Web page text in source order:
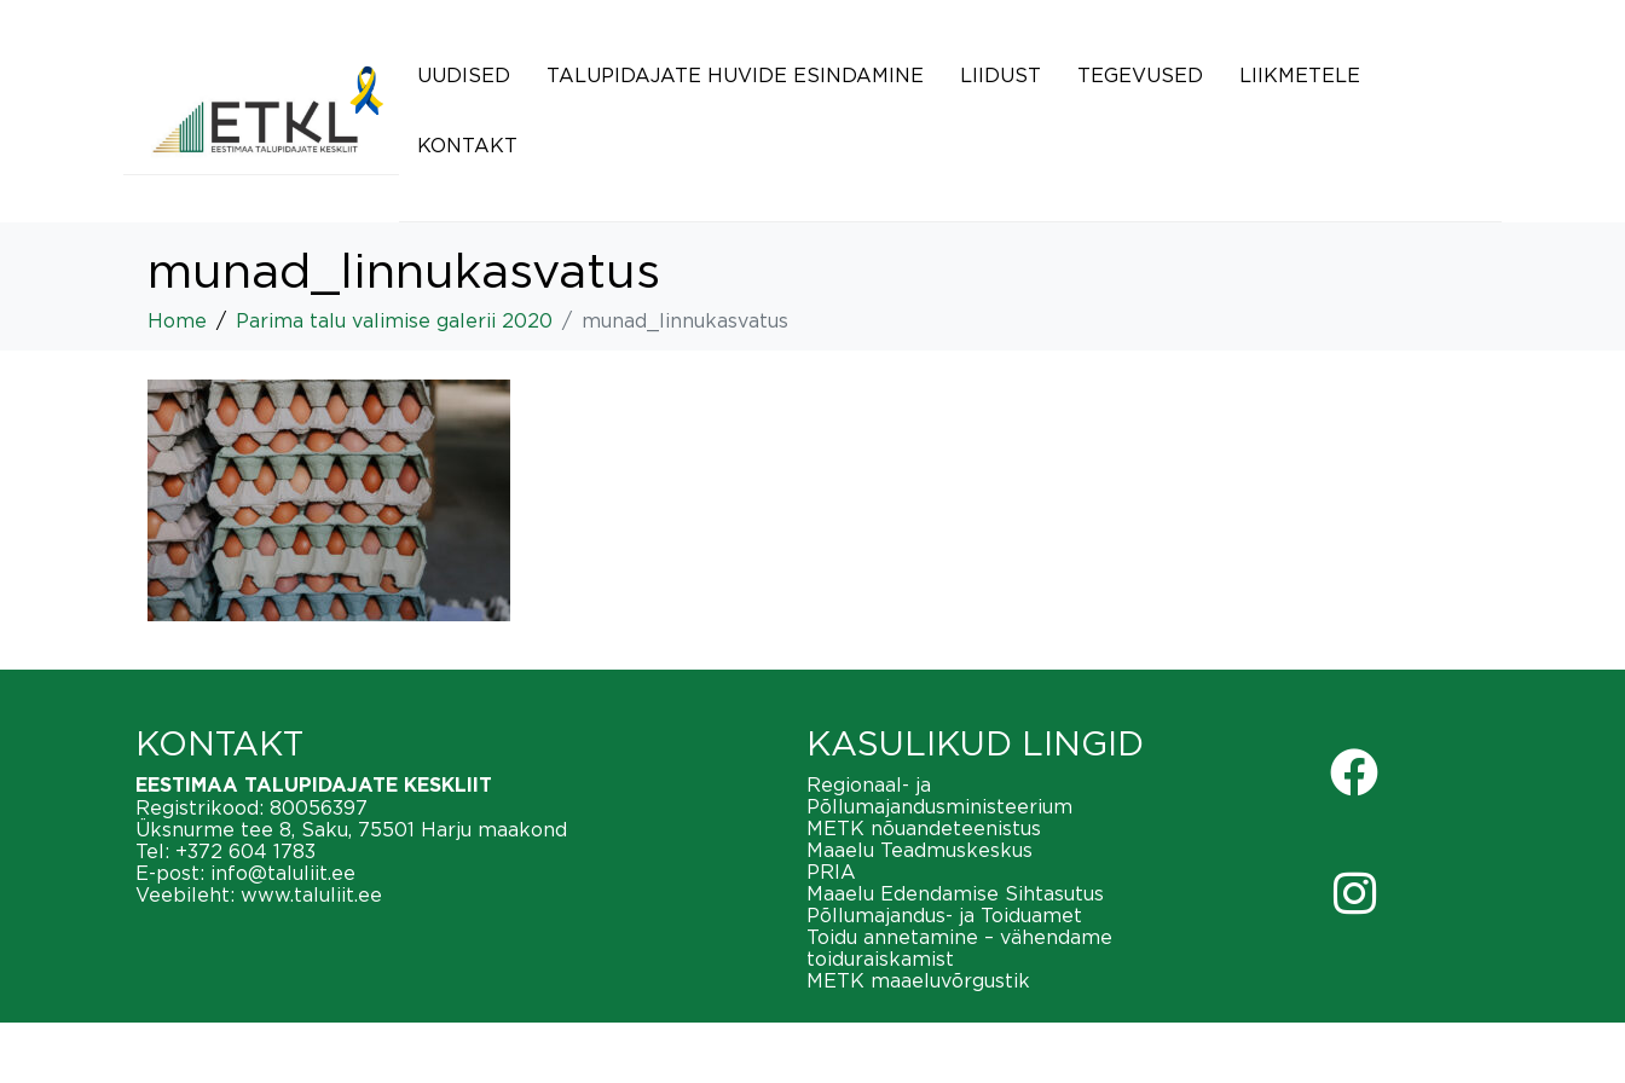
UUDISED TALUPIDAJATE HUVIDE ESINDAMINE LIIDUST TEGEVUSED LIIKMETELE
KONTAKT
munad_linnukasvatus
Home Parima talu valimise galerii 2020 munad_linnukasvatus
KONTAKT
EESTIMAA TALUPIDAJATE KESKLIIT
Registrikood: 80056397
Üksnurme tee 8, Saku, 75501 Harju maakond
Tel: +372 604 1783
E-post: info@taluliit.ee
Veebileht: www.taluliit.ee
KASULIKUD LINGID
Regionaal- ja
Põllumajandusministeerium
METK nõuandeteenistus
Maaelu Teadmuskeskus
PRIA
Maaelu Edendamise Sihtasutus
Põllumajandus- ja Toiduamet
Toidu annetamine – vähendame
toiduraiskamist
METK maaeluvõrgustik